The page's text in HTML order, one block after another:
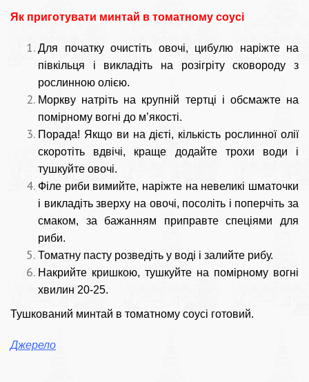
Як приготувати минтай в томатному соусі
Для початку очистіть овочі, цибулю наріжте на
півкільця і викладіть на розігріту сковороду з
рослинною олією.
Моркву натріть на крупній тертці і обсмажте на
помірному вогні до м’якості.
Порада! Якщо ви на дієті, кількість рослинної олії
скоротіть вдвічі, краще додайте трохи води і
тушкуйте овочі.
Філе риби вимийте, наріжте на невеликі шматочки
і викладіть зверху на овочі, посоліть і поперчіть за
смаком, за бажанням приправте спеціями для
риби.
Томатну пасту розведіть у воді і залийте рибу.
Накрийте кришкою, тушкуйте на помірному вогні
хвилин 20-25.
Тушкований минтай в томатному соусі готовий.
Джерело